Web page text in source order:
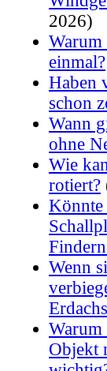
2026)
Warum
einmal?
Haben
schon
Wann
ohne
Wie
rotiert?
Könnte
Wenn
Objekt